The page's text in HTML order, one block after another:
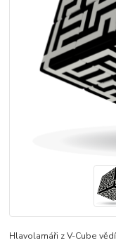
Hlavolamáři z V-Cube